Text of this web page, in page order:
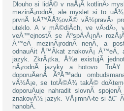
Dlouho si lidÃ© v naÅ¡Ã­ kotlinÄ›
mezinÃ¡rodnÃ­, ale myslet si to
prvnÃ­ kÅ™Ã­Å¾ovÃ© vÃ½pravÄ›
uteklo. A v mÃ©diÃ­ch, ve vÄ›dÄ›,
veÅ™ejnostÃ­ se ÃºspÄ›Å¡nÄ›
Å™eÄ mezinÃ¡rodnÃ­ nenÃ­, a
odnauÄit Å™Ã­kat znakovÃ¡ Å™eÄ,
jazyk. ZkrÃ¡tka, Å¾e existujÃ­
nÃ¡rodnÃ­ jazyky a hotovo.
doporuÄenÃ­ ÃºÅ™adu
vÃ½Å¡e, se totÃ©Å¾ takÃ©
doporuÄuje nahradit slovnÃ­
znakovÃ½ jazyk. VÅ¡imnÄ›te si â€“
hanobÃ­.